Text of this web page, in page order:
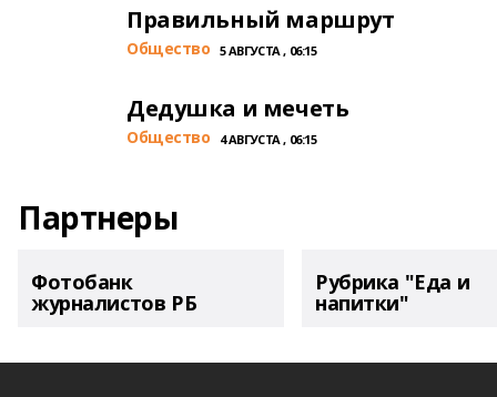
Правильный маршрут
Общество 5 АВГУСТА , 06:15
Дедушка и мечеть
Общество 4 АВГУСТА , 06:15
Партнеры
Фотобанк
журналистов РБ
Рубрика "Еда и
напитки"